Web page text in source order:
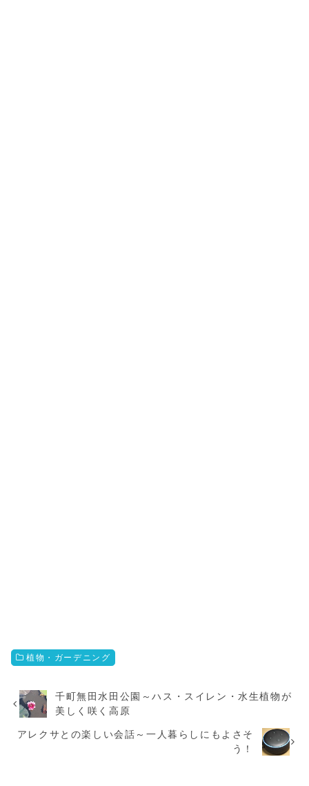
植物・ガーデニング
千町無田水田公園～ハス・スイレン・水生植物が
美しく咲く高原
アレクサとの楽しい会話～一人暮らしにもよさそ
う！